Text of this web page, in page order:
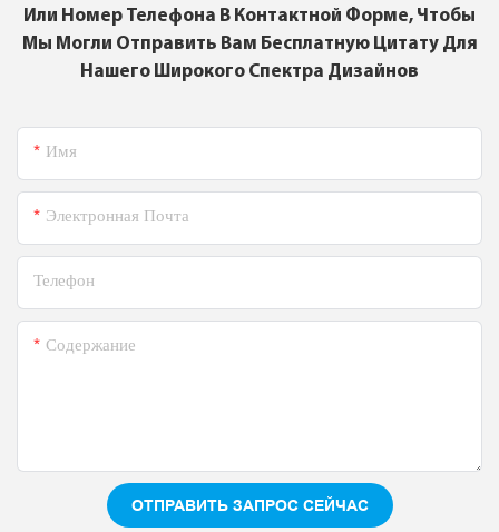
Или Номер Телефона В Контактной Форме, Чтобы
Мы Могли Отправить Вам Бесплатную Цитату Для
Нашего Широкого Спектра Дизайнов
Имя
Электронная Почта
Телефон
Содержание
ОТПРАВИТЬ ЗАПРОС СЕЙЧАС